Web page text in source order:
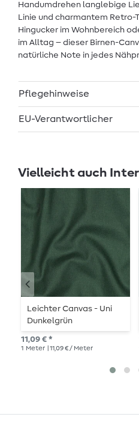
Handumdrehen langlebige
Linie und charmantem Retro-
Hingucker im Wohnbereich
im Alltag – dieser Birnen-
natürliche Note in jedes
Pflegehinweise
EU-Verantwortlicher
Vielleicht auch
Leichter Canvas - Uni
Dunkelgrün
11,09 € *
1 Meter | 11,09 € / Meter